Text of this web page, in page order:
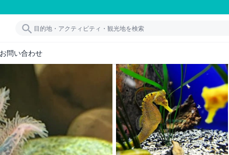
お問い合わせ